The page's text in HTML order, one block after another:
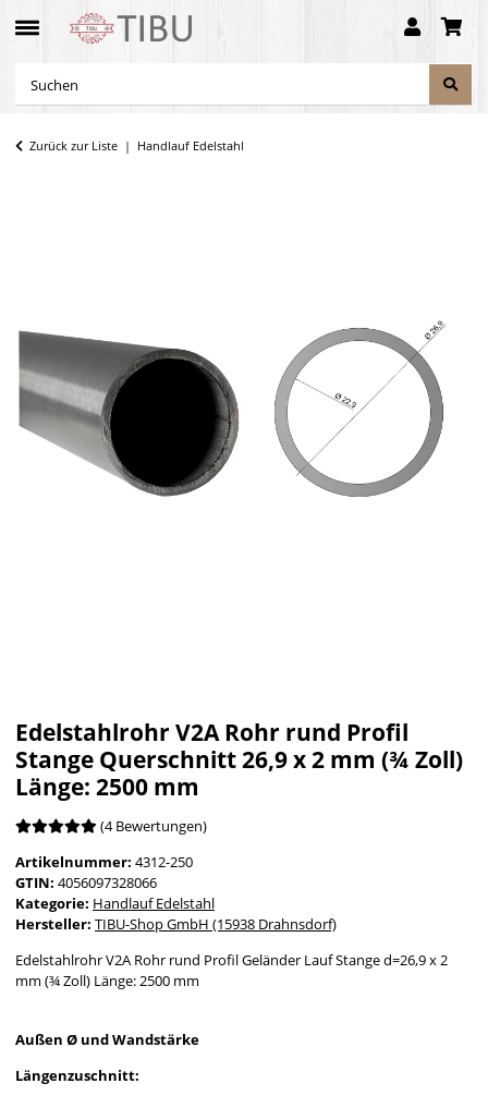
Zurück zur Liste Handlauf Edelstahl
Edelstahlrohr V2A Rohr rund Profil
Stange Querschnitt 26,9 x 2 mm (¾ Zoll)
Länge: 2500 mm
(4 Bewertungen)
Artikelnummer: 4312-250
GTIN: 4056097328066
Kategorie: Handlauf Edelstahl
Hersteller: TIBU-Shop GmbH (15938 Drahnsdorf)
Edelstahlrohr V2A Rohr rund Profil Geländer Lauf Stange d=26,9 x 2
mm (¾ Zoll) Länge: 2500 mm
Außen Ø und Wandstärke
Längenzuschnitt: